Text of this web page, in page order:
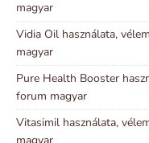
magyar
Vidia Oil használata,
magyar
Pure Health Booster
forum magyar
Vitasimil használata,